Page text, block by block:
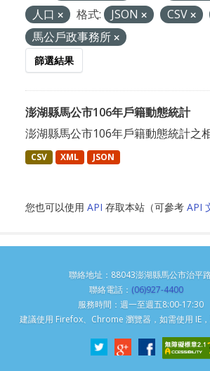
人口
格式: JSON CSV
馬公戶政事務所
篩選結果
澎湖縣馬公市106年戶籍動態統計
澎湖縣馬公市106年戶籍動態統計之
CSV XML JSON
您也可以使用 API 存取本站（可參考 API
聯絡地址：88043澎湖縣馬公市治
聯絡電話： (06)927-4400
服務時間：週一至週五8:00-
建議使用 Firefox、Chrome 瀏覽器，如需使用 IE，